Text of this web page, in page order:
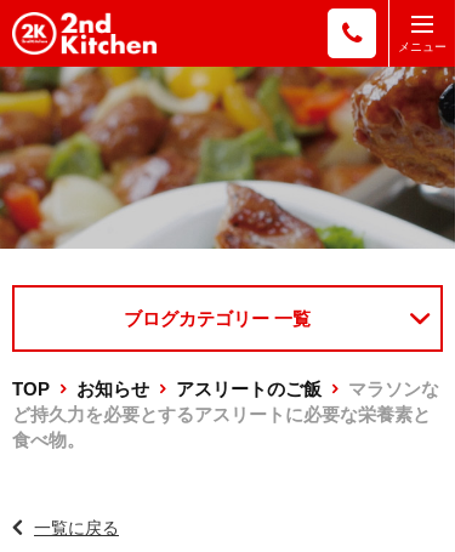
ブログカテゴリー 一覧
TOP お知らせ アスリートのご飯
マラソンな
ど持久力を必要とするアスリートに必要な栄養素と
食べ物。
一覧に戻る